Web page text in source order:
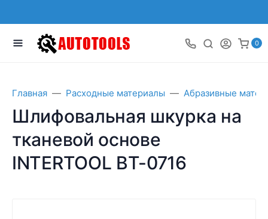
0
Главная Расходные материалы Абразивные
Шлифовальная шкурка на
тканевой основе
INTERTOOL BT-0716